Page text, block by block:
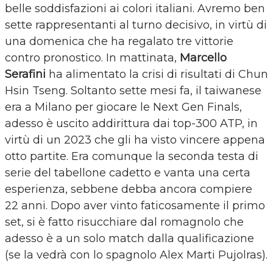
belle soddisfazioni ai colori italiani. Avremo ben
sette rappresentanti al turno decisivo, in virtù di
una domenica che ha regalato tre vittorie
contro pronostico. In mattinata, Marcello
Serafini ha alimentato la crisi di risultati di Chun
Hsin Tseng. Soltanto sette mesi fa, il taiwanese
era a Milano per giocare le Next Gen Finals,
adesso è uscito addirittura dai top-300 ATP, in
virtù di un 2023 che gli ha visto vincere appena
otto partite. Era comunque la seconda testa di
serie del tabellone cadetto e vanta una certa
esperienza, sebbene debba ancora compiere
22 anni. Dopo aver vinto faticosamente il primo
set, si è fatto risucchiare dal romagnolo che
adesso è a un solo match dalla qualificazione
(se la vedrà con lo spagnolo Alex Marti Pujolras).